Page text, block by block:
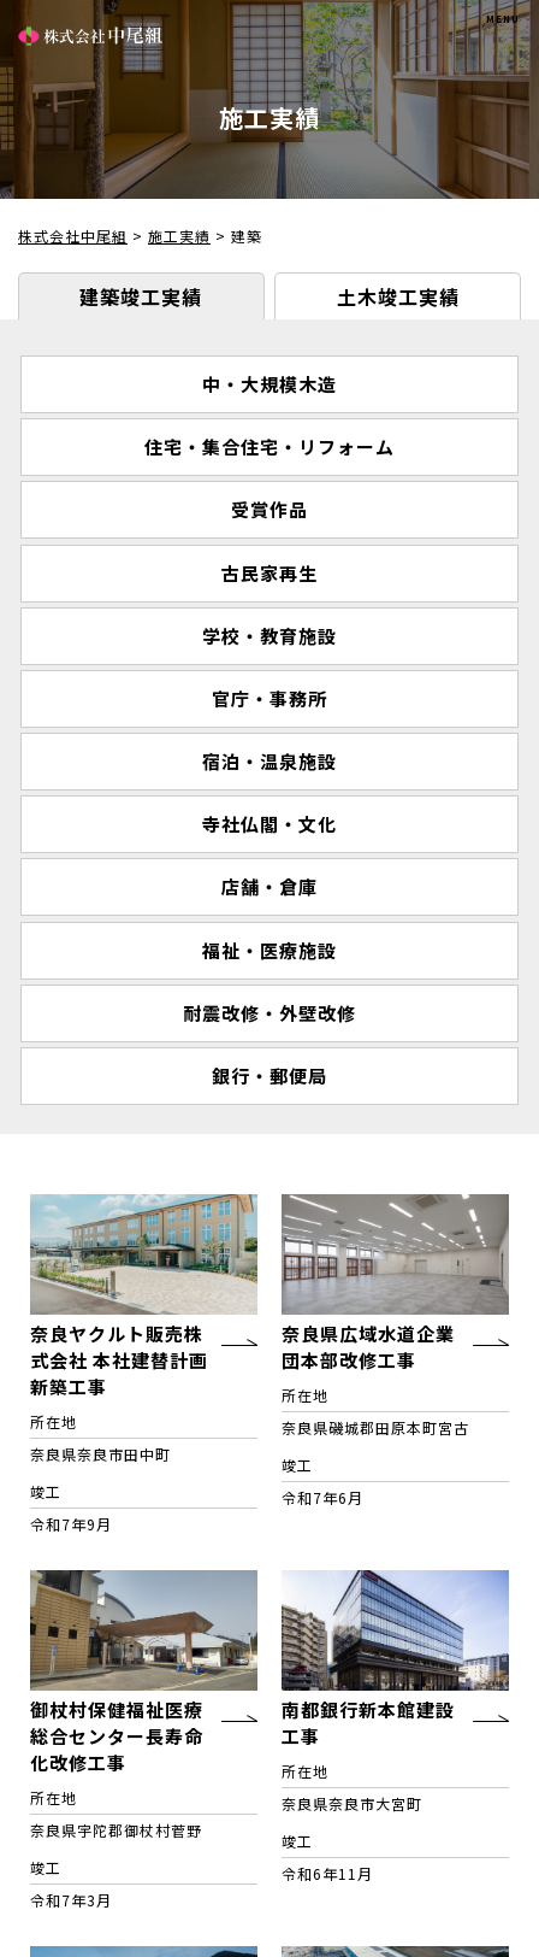
施工実績
株式会社中尾組 > 施工実績 > 建築
建築竣工実績 土木竣工実績
中・大規模木造
住宅・集合住宅・リフォーム
受賞作品
古民家再生
学校・教育施設
官庁・事務所
宿泊・温泉施設
寺社仏閣・文化
店舗・倉庫
福祉・医療施設
耐震改修・外壁改修
銀行・郵便局
奈良ヤクルト販売株
式会社 本社建替計画
新築工事
所在地
奈良県奈良市田中町
竣工
令和7年9月
奈良県広域水道企業
団本部改修工事
所在地
奈良県磯城郡田原本町宮古
竣工
令和7年6月
御杖村保健福祉医療
総合センター長寿命
化改修工事
所在地
奈良県宇陀郡御杖村菅野
竣工
令和7年3月
南都銀行新本館建設
工事
所在地
奈良県奈良市大宮町
竣工
令和6年11月